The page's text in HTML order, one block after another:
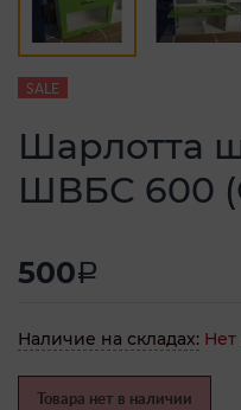
SALE
Шарлотта
ШВБС 600
500a
Наличие на складах:
Товара нет в наличии